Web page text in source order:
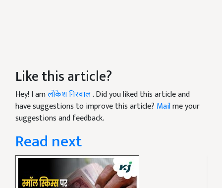
Like this article?
Hey! I amलोकेश निरवाल. Did you liked this article and
have suggestions to improve this article? Mailme your
suggestions and feedback.
Read next